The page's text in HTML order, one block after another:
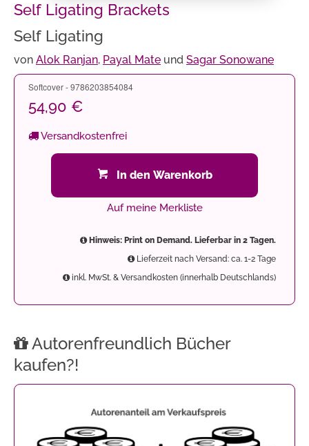
Self Ligating Brackets
Self Ligating
von Alok Ranjan, Payal Mate und Sagar Sonowane
Softcover - 9786203854084
54,90 €
Versandkostenfrei
In den Warenkorb
Auf meine Merkliste
Hinweis: Print on Demand. Lieferbar in 2 Tagen.
Lieferzeit nach Versand: ca. 1-2 Tage
inkl. MwSt. & Versandkosten (innerhalb Deutschlands)
Autorenfreundlich Bücher
kaufen?!